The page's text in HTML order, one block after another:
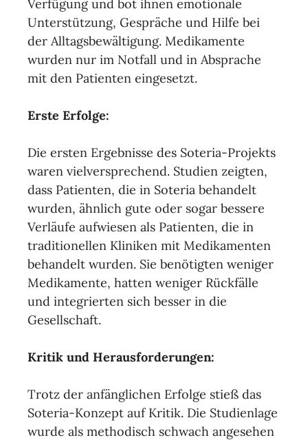
Verfügung und bot ihnen emotionale
Unterstützung, Gespräche und Hilfe bei
der Alltagsbewältigung. Medikamente
wurden nur im Notfall und in Absprache
mit den Patienten eingesetzt.
Erste Erfolge:
Die ersten Ergebnisse des Soteria-Projekts
waren vielversprechend. Studien zeigten,
dass Patienten, die in Soteria behandelt
wurden, ähnlich gute oder sogar bessere
Verläufe aufwiesen als Patienten, die in
traditionellen Kliniken mit Medikamenten
behandelt wurden. Sie benötigten weniger
Medikamente, hatten weniger Rückfälle
und integrierten sich besser in die
Gesellschaft.
Kritik und Herausforderungen:
Trotz der anfänglichen Erfolge stieß das
Soteria-Konzept auf Kritik. Die Studienlage
wurde als methodisch schwach angesehen